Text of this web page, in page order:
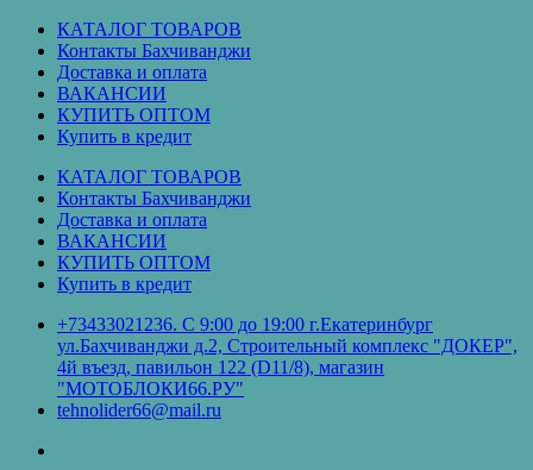
Перейти
содержимому
КАТАЛОГ ТОВАРОВ
Контакты Бахчиванджи
Доставка и оплата
ВАКАНСИИ
КУПИТЬ ОПТОМ
Купить в кредит
КАТАЛОГ ТОВАРОВ
Контакты Бахчиванджи
Доставка и оплата
ВАКАНСИИ
КУПИТЬ ОПТОМ
Купить в кредит
+73433021236. С 9:00 до 19:00 г.Екатеринбург
ул.Бахчиванджи д.2, Строительный комплекс "ДОКЕР",
4й въезд, павильон 122 (D11/8), магазин
"МОТОБЛОКИ66.РУ"
tehnolider66@mail.ru